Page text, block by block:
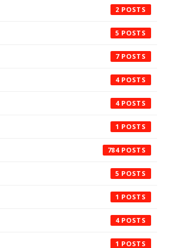
2
5
7
4
4
1
784
5
1
4
1